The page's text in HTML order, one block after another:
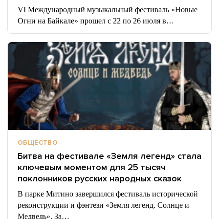
VI Международный музыкальный фестиваль «Новые
Огни на Байкале» прошел с 22 по 26 июля в…
ОБЩЕСТВО
Битва на фестивале «Земля легенд» стала
ключевым моментом для 25 тысяч
поклонников русских народных сказок
В парке Митино завершился фестиваль исторической
реконструкции и фэнтези «Земля легенд. Солнце и
Медведь». За…